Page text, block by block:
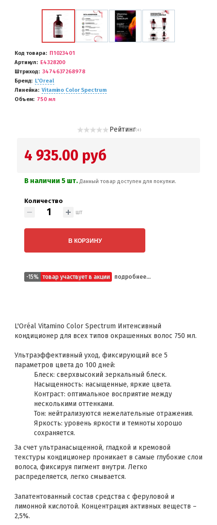
Код товара
П1023401
Артикул
E4328200
Штриход
3474637268978
Бренд
L'Oreal
Линейка
Vitamino Color Spectrum
Объем
750 мл
Рейтинг( 0 )
4 935.00 руб
В наличии 5 шт. Данный товар доступен для покупки.
Количество
шт
В КОРЗИНУ
-15% товар участвует в акции подробнее...
L'Oréal Vitamino Color Spectrum Интенсивный
кондиционер для всех типов окрашенных волос 750 мл.
Ультраэффективный уход, фиксирующий все 5
параметров цвета до 100 дней:
Блеск: сверхвысокий зеркальный блеск.
Насыщенность: насыщенные, яркие цвета.
Контраст: оптимальное восприятие между
несколькими оттенками.
Тон: нейтрализуются нежелательные отражения.
Яркость: уровень яркости и темноты хорошо
сохраняется.
За счет ультранасыщенной, гладкой и кремовой
текстуры кондиционер проникает в самые глубокие слои
волоса, фиксируя пигмент внутри.​ Легко
распределяется, легко смывается.
Запатентованный состав средства с феруловой и
лимонной кислотой. Концентрация активных веществ –
2,5%.